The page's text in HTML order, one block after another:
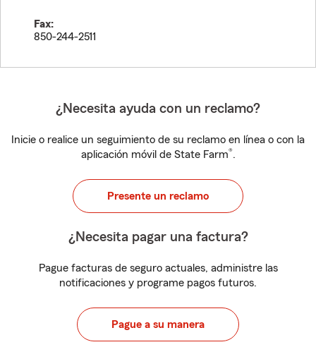
Fax:
850-244-2511
¿Necesita ayuda con un reclamo?
Inicie o realice un seguimiento de su reclamo en línea o con la
aplicación móvil de State Farm®.
Presente un reclamo
¿Necesita pagar una factura?
Pague facturas de seguro actuales, administre las
notificaciones y programe pagos futuros.
Pague a su manera